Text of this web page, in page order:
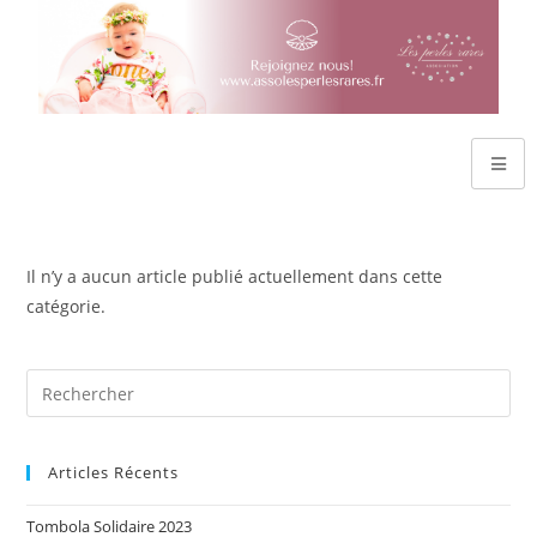
Il n’y a aucun article publié actuellement dans cette
catégorie.
Articles Récents
Tombola Solidaire 2023